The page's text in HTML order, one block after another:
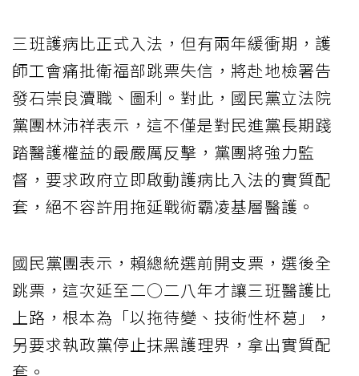
三班護病比正式入法，但有兩年緩衝期，護
師工會痛批衛福部跳票失信，將赴地檢署告
發石崇良瀆職、圖利。對此，國民黨立法院
黨團林沛祥表示，這不僅是對民進黨長期踐
踏醫護權益的最嚴厲反擊，黨團將強力監
督，要求政府立即啟動護病比入法的實質配
套，絕不容許用拖延戰術霸凌基層醫護。
國民黨團表示，賴總統選前開支票，選後全
跳票，這次延至二○二八年才讓三班醫護比
上路，根本為「以拖待變、技術性杯葛」，
另要求執政黨停止抹黑護理界，拿出實質配